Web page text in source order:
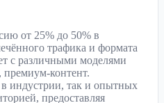
от 25% до 50% в
трафика и формата
с различными моделями
контент.
индустрии, так и опытных
предоставляя